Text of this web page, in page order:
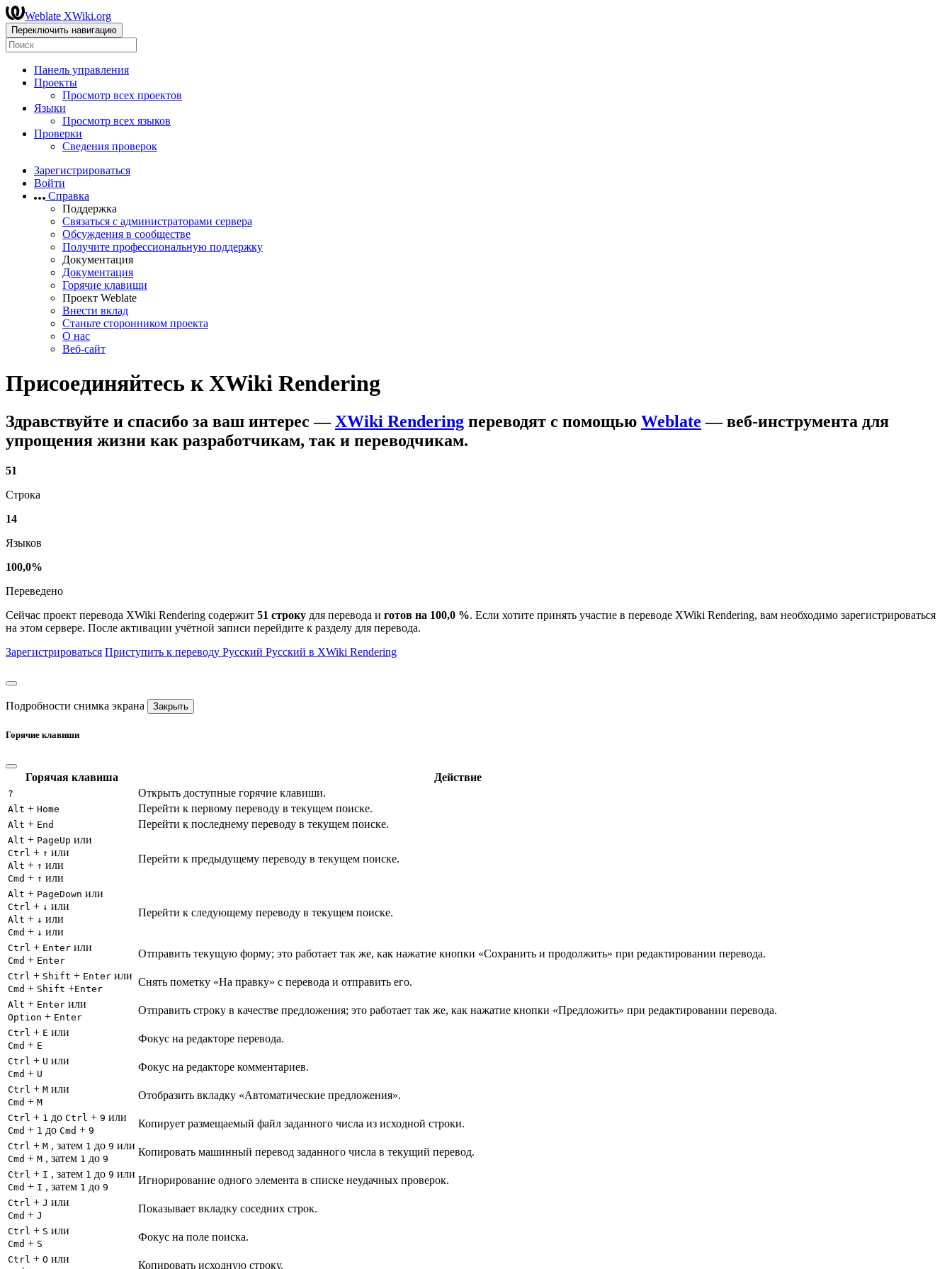
Weblate XWiki.org
Переключить навигацию
Панель управления
Проекты
Просмотр всех проектов
Языки
Просмотр всех языков
Проверки
Сведения проверок
Зарегистрироваться
Войти
Справка
Поддержка
Связаться с администраторами сервера
Обсуждения в сообществе
Получите профессиональную поддержку
Документация
Документация
Горячие клавиши
Проект Weblate
Внести вклад
Станьте сторонником проекта
О нас
Веб-сайт
Присоединяйтесь кXWiki Rendering
Здравствуйте и спасибо за ваш интерес — XWiki Rendering переводят с помощью Weblate — веб-инструмента для
упрощения жизни как разработчикам, так и переводчикам.
51
Строка
14
Языков
100,0%
Переведено
Сейчас проект перевода XWiki Rendering содержит 51 строку для перевода и готов на 100,0 %. Если хотите принять участие в переводе XWiki Rendering, вам необходимо зарегистрироваться
на этом сервере. После активации учётной записи перейдите к разделу для перевода.
Зарегистрироваться Приступить к переводу Русский Русский в XWiki Rendering
Подробности снимка экрана Закрыть
Горячие клавиши
Горячая клавиша Действие
? Открыть доступные горячие клавиши.
Alt + Home Перейти к первому переводу в текущем поиске.
Alt + End Перейти к последнему переводу в текущем поиске.
Alt + PageUp или
Ctrl + ↑ или
Alt + ↑ или
Cmd + ↑ или
Перейти к предыдущему переводу в текущем поиске.
Alt + PageDown или
Ctrl + ↓ или
Alt + ↓ или
Cmd + ↓ или
Перейти к следующему переводу в текущем поиске.
Ctrl + Enter или
Cmd + Enter
Отправить текущую форму; это работает так же, как нажатие кнопки «Сохранить и продолжить» при редактировании перевода.
Ctrl + Shift + Enter или
Cmd + Shift +Enter
Снять пометку «На правку» с перевода и отправить его.
Alt + Enter или
Option + Enter
Отправить строку в качестве предложения; это работает так же, как нажатие кнопки «Предложить» при редактировании перевода.
Ctrl + E или
Cmd + E
Фокус на редакторе перевода.
Ctrl + U или
Cmd + U
Фокус на редакторе комментариев.
Ctrl + M или
Cmd + M
Отобразить вкладку «Автоматические предложения».
Ctrl + 1 до Ctrl + 9 или
Cmd + 1 до Cmd + 9
Копирует размещаемый файл заданного числа из исходной строки.
Ctrl + M , затем 1 до 9 или
Cmd + M , затем 1 до 9
Копировать машинный перевод заданного числа в текущий перевод.
Ctrl + I , затем 1 до 9 или
Cmd + I , затем 1 до 9
Игнорирование одного элемента в списке неудачных проверок.
Ctrl + J или
Cmd + J
Показывает вкладку соседних строк.
Ctrl + S или
Cmd + S
Фокус на поле поиска.
Ctrl + O или
Копировать исходную строку.